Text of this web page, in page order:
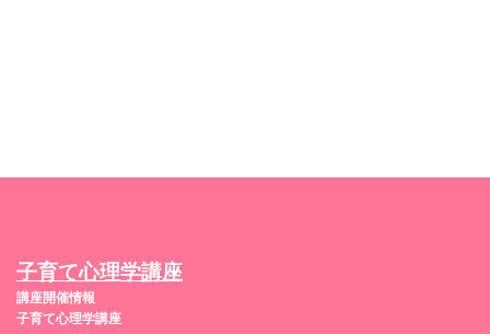
子育て心理学講座
講座開催情報
子育て心理学講座